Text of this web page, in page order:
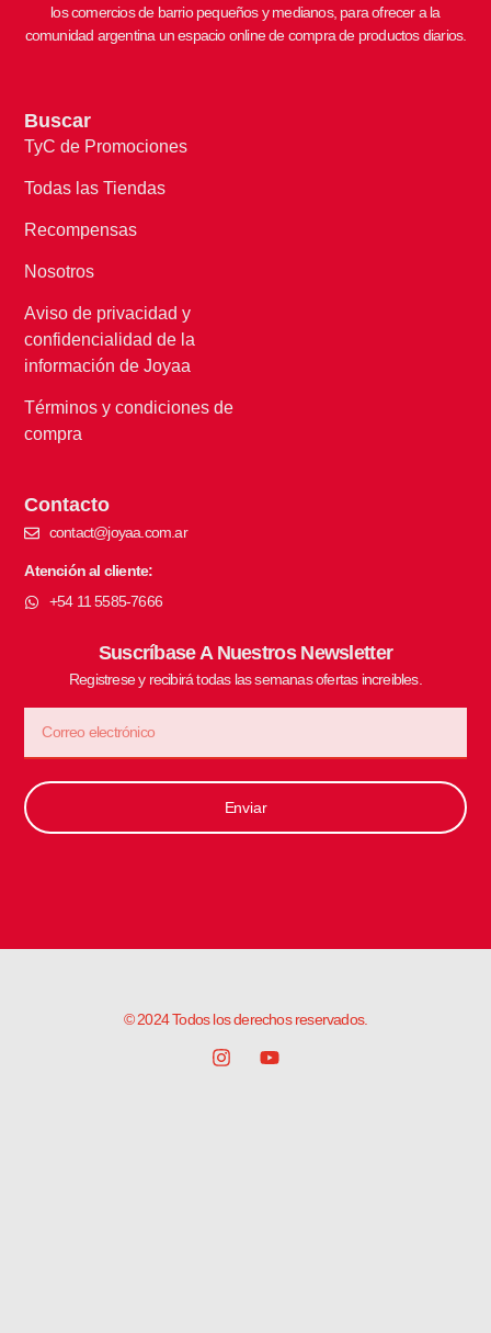
los comercios de barrio pequeños y medianos, para ofrecer a la
comunidad argentina un espacio online de compra de productos diarios.
Buscar
TyC de Promociones
Todas las Tiendas
Recompensas
Nosotros
Aviso de privacidad y
confidencialidad de la
información de Joyaa
Términos y condiciones de
compra
Contacto
contact@joyaa.com.ar
Atención al cliente:
+54 11 5585-7666
Suscríbase A Nuestros Newsletter
Registrese y recibirá todas las semanas ofertas increibles.
Enviar
© 2024 Todos los derechos reservados.